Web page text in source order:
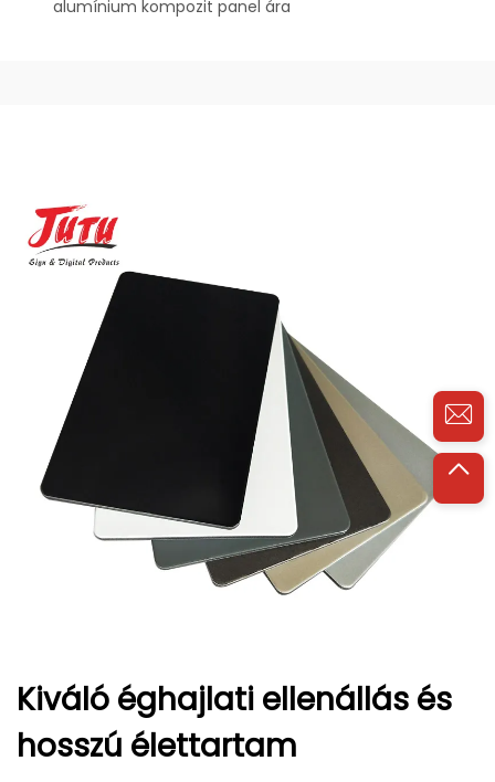
alumínium kompozit panel ára
Kiváló éghajlati ellenállás és
hosszú élettartam